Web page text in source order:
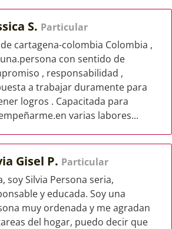
S. Particular
cartagena-colombia Colombia ,
con sentido de
, responsabilidad ,
a trabajar duramente para
logros . Capacitada para
varias labores...
Gisel P. Particular
soy Silvia Persona seria,
y educada. Soy una
muy ordenada y me agradan
del hogar, puedo decir que